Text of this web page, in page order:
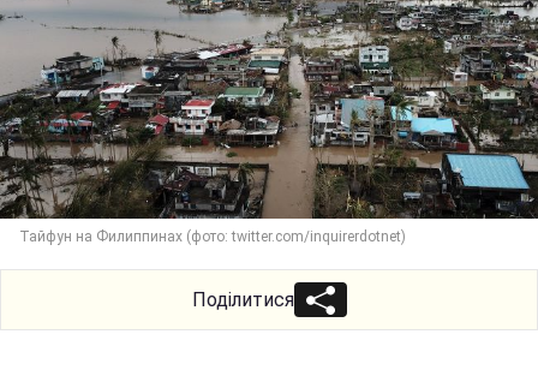
Тайфун на Филиппинах (фото: twitter.com/inquirerdotnet)
Поділитися